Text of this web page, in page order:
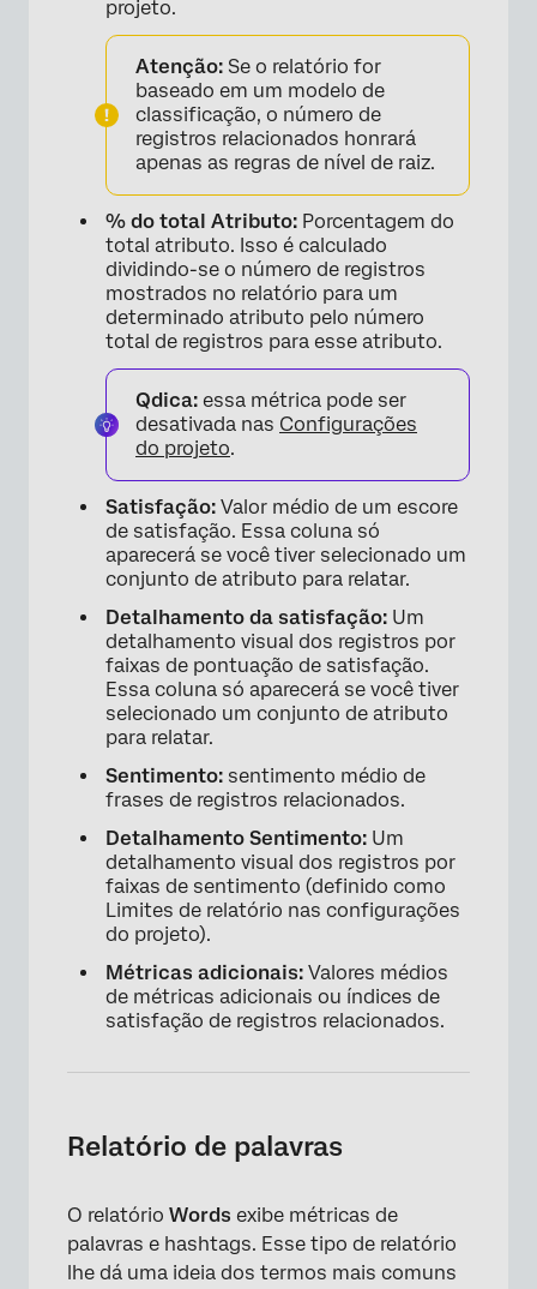
projeto.
Atenção: Se o relatório for
baseado em um modelo de
classificação, o número de
registros relacionados honrará
apenas as regras de nível de raiz.
% do total Atributo: Porcentagem do
total atributo. Isso é calculado
dividindo-se o número de registros
mostrados no relatório para um
determinado atributo pelo número
total de registros para esse atributo.
Qdica: essa métrica pode ser
desativada nas Configurações
do projeto.
Satisfação: Valor médio de um escore
de satisfação. Essa coluna só
aparecerá se você tiver selecionado um
conjunto de atributo para relatar.
Detalhamento da satisfação: Um
detalhamento visual dos registros por
faixas de pontuação de satisfação.
Essa coluna só aparecerá se você tiver
selecionado um conjunto de atributo
para relatar.
Sentimento: sentimento médio de
frases de registros relacionados.
Detalhamento Sentimento: Um
detalhamento visual dos registros por
faixas de sentimento (definido como
Limites de relatório nas configurações
do projeto).
Métricas adicionais: Valores médios
de métricas adicionais ou índices de
satisfação de registros relacionados.
Relatório de palavras
O relatório Words exibe métricas de
palavras e hashtags. Esse tipo de relatório
lhe dá uma ideia dos termos mais comuns